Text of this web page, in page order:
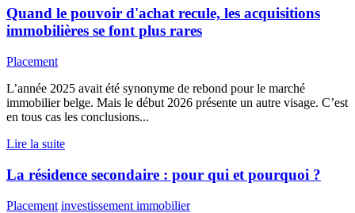
Quand le pouvoir d'achat recule, les acquisitions
immobilières se font plus rares
Placement
L’année 2025 avait été synonyme de rebond pour le marché
immobilier belge. Mais le début 2026 présente un autre visage. C’est
en tous cas les conclusions...
Lire la suite
La résidence secondaire : pour qui et pourquoi ?
Placement investissement immobilier